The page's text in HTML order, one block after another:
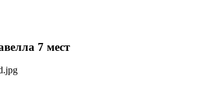
7 мест